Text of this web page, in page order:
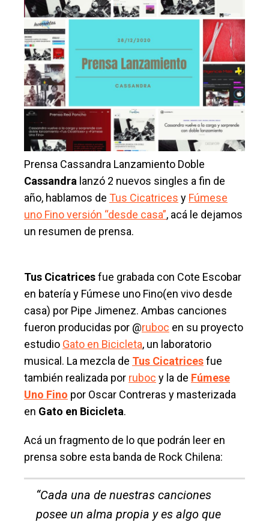
Prensa Cassandra Lanzamiento Doble
Cassandra lanzó 2 nuevos singles a fin de
año, hablamos de Tus Cicatrices y Fúmese
uno Fino versión “desde casa”, acá le dejamos
un resumen de prensa.
Tus Cicatricesfue grabada con Cote Escobar
en batería y Fúmese uno Fino(en vivo desde
casa) por Pipe Jimenez. Ambas canciones
fueron producidas por @ruboc en su proyecto
estudio Gato en Bicicleta, un laboratorio
musical. La mezcla de Tus Cicatricesfue
también realizada por ruboc y la de Fúmese
Uno Fino por Oscar Contreras y masterizada
en Gato en Bicicleta.
Acá un fragmento de lo que podrán leer en
prensa sobre esta banda de Rock Chilena:
“Cada una de nuestras canciones
posee un alma propia y es algo que